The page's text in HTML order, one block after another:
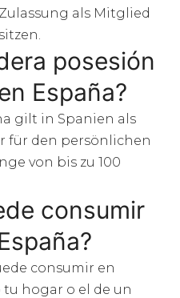
als Mitglied
posesión
España?
gilt in Spanien als
für den persönlichen
von bis zu 100
consumir
consumir en
tu hogar o el de un